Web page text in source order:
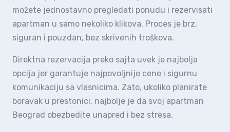
možete jednostavno pregledati ponudu i rezervisati
apartman u samo nekoliko klikova. Proces je brz,
siguran i pouzdan, bez skrivenih troškova.
Direktna rezervacija preko sajta uvek je najbolja
opcija jer garantuje najpovoljnije cene i sigurnu
komunikaciju sa vlasnicima. Zato, ukoliko planirate
boravak u prestonici, najbolje je da svoj apartman
Beograd obezbedite unapred i bez stresa.